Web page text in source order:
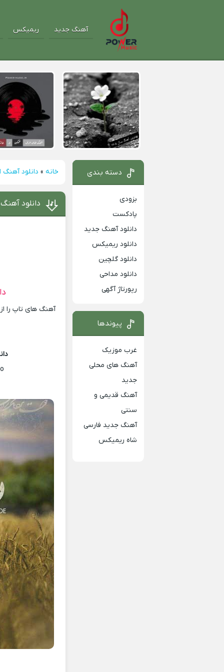
آهنگ جدید ریمیکس
خانه » دانلود
دانلود
آهنگ های تاپ را از
دسته بندی
بزودی
پادکست
دانلود آهنگ جدید
دانلود ریمیکس
دانلود گلچین
دانلود مداحی
رپورتاژ آگهی
پیوندها
غرب موزیک
آهنگ های محلی
جدید
آهنگ قدیمی و
سنتی
آهنگ جدید فارسی
شاه ریمیکس